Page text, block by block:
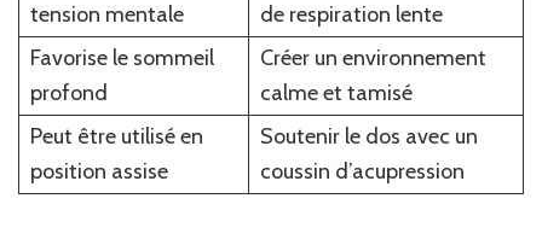
tension mentale
de respiration lente
Favorise le sommeil
profond
Créer un environnement
calme et tamisé
Peut être utilisé en
position assise
Soutenir le dos avec un
coussin d’acupression